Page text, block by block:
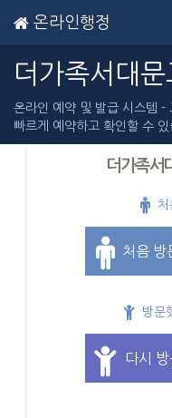
온라인행정
더가족서대문
온라인 예약 및 발급 시스템 -
빠르게 예약하고 확인할 수 있
더가족서
처
처음 방
방문
다시 방